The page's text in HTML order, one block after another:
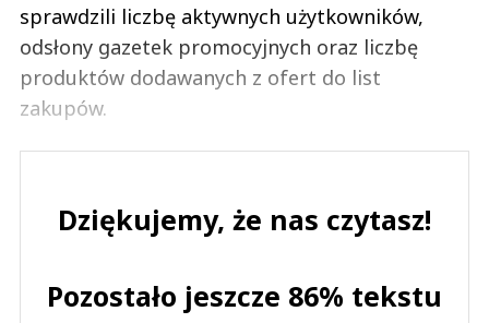
sprawdzili liczbę aktywnych użytkowników,
odsłony gazetek promocyjnych oraz liczbę
produktów dodawanych z ofert do list
zakupów.
Dziękujemy, że nas czytasz!
Pozostało jeszcze 86% tekstu